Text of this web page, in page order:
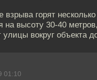
взрыва горят
на высоту 30-40
улицы вокруг объекта
01:10